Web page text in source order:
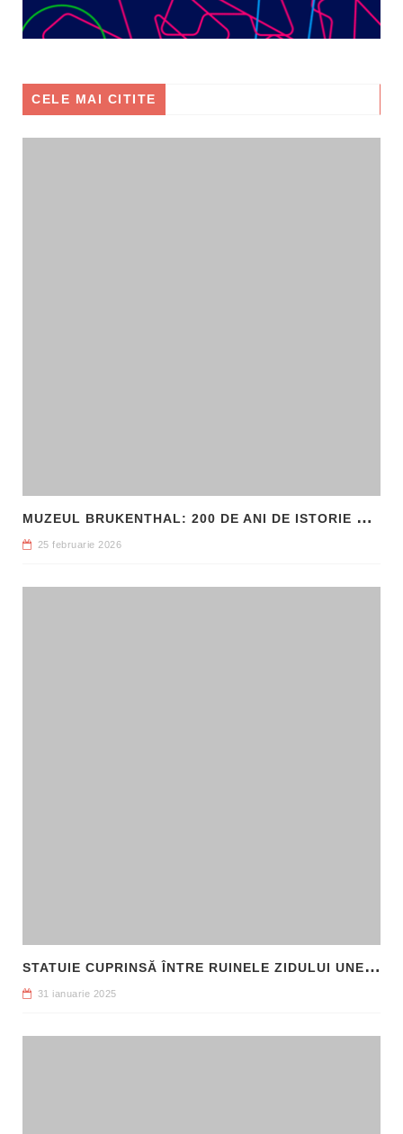
CELE MAI CITITE
M
UZEUL BRUKENTHAL: 200 DE ANI DE ISTORIE ȘI ARTĂ ÎN INIMA SIBIULUI
25 februarie 2026
S
TATUIE CUPRINSĂ ÎNTRE RUINELE ZIDULUI UNEI CLĂDIRI, DESCOPERITĂ LA FILIPI
31 ianuarie 2025